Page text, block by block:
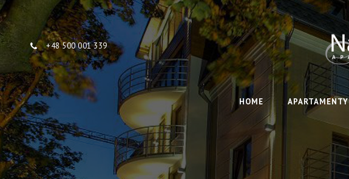
Skip to content
+48 500 001 339
HOME APARTAMENTY